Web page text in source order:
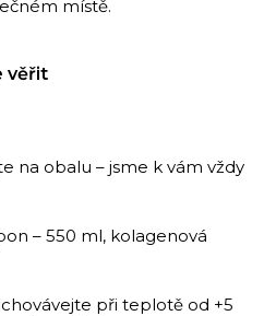
místě.
věřit
na obalu – jsme k vám vždy
– 550 ml, kolagenová
při teplotě od +5